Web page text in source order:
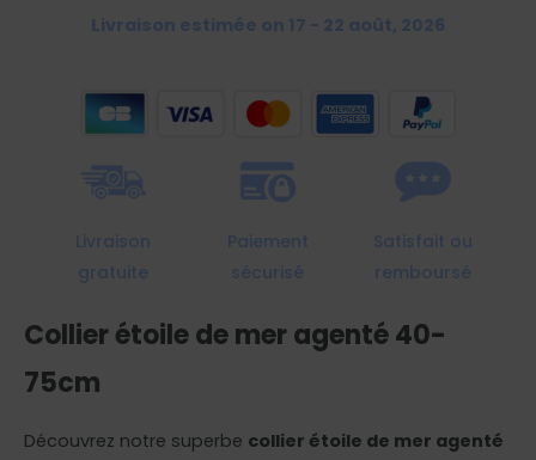
Livraison estimée on 17 - 22 août, 2026
Livraison
gratuite
Paiement
sécurisé
Satisfait ou
remboursé
Collier étoile de mer agenté 40-
75cm
Découvrez notre superbe collier étoile de mer agenté